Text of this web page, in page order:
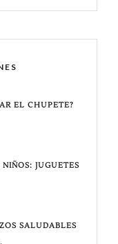
EL CHUPETE?
JUGUETES
SALUDABLES